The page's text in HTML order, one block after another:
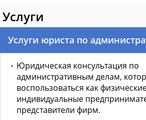
Услуги
Услуги юриста по
Юридическая консультация по
административным делам,
воспользоваться как
индивидуальные
представители фирм.